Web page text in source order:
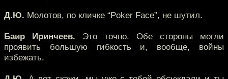
Д.Ю. Молотов, по кличке “Poker Face”, не шутил.
Баир Иринчеев. Это точно. Обе стороны могли
проявить большую гибкость и, вообще, войны
избежать.